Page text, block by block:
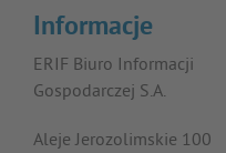
Informacje
ERIF Biuro Informacji
Gospodarczej S.A.
Aleje Jerozolimskie 100